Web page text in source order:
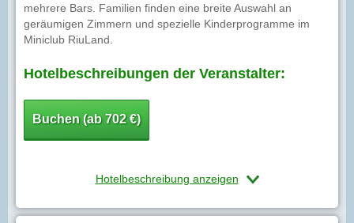
mehrere Bars. Familien finden eine breite Auswahl an
geräumigen Zimmern und spezielle Kinderprogramme im
Miniclub RiuLand.
Hotelbeschreibungen der Veranstalter:
Buchen (ab 702 €)
Hotelbeschreibung anzeigen